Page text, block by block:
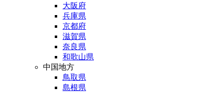
大阪府
兵庫県
京都府
滋賀県
奈良県
和歌山県
中国地方
鳥取県
島根県